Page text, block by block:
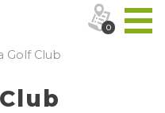
Golf Club
0